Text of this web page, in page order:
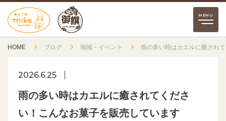
HOME ブログ 地域・イベント 雨の多い時はカエルに癒され
2026.6.25
雨の多い時はカエルに癒されてくださ
い！こんなお菓子を販売しています